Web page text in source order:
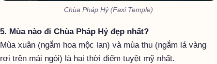
Chùa Pháp Hỷ (Faxi Temple)
5. Mùa nào đi Chùa Pháp Hỷ đẹp nhất?
Mùa xuân (ngắm hoa mộc lan) và mùa thu (ngắm lá vàng
rơi trên mái ngói) là hai thời điểm tuyệt mỹ nhất.